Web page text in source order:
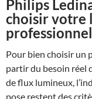
Philips
choisir votre
professionnel
Pour bien choisir un
partir du besoin réel
de flux lumineux,
pose restent des